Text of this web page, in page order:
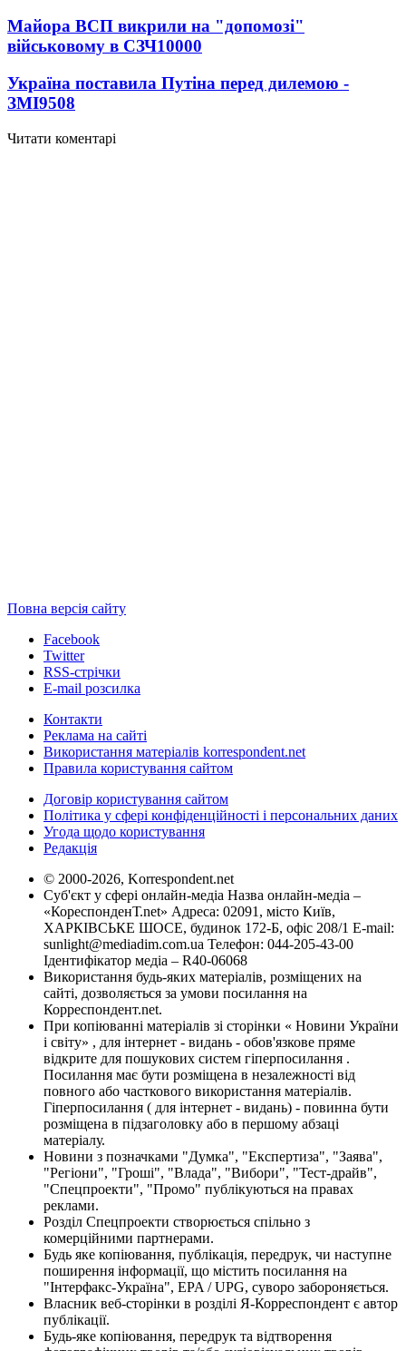
Майора ВСП викрили на "допомозі"
військовому в СЗЧ10000
Україна поставила Путіна перед дилемою -
ЗМІ9508
Читати коментарі
Повна версія сайту
Facebook
Twitter
RSS-стрічки
E-mail розсилка
Контакти
Реклама на сайті
Використання матеріалів korrespondent.net
Правила користування сайтом
Договір користування сайтом
Політика у сфері конфіденційності і персональних даних
Угода щодо користування
Редакція
© 2000-2026, Korrespondent.net
Суб'єкт у сфері онлайн-медіа Назва онлайн-медіа –
«КореспонденТ.net» Адреса: 02091, місто Київ,
ХАРКІВСЬКЕ ШОСЕ, будинок 172-Б, офіс 208/1 E-mail:
sunlight@mediadim.com.ua Телефон: 044-205-43-00
Ідентифікатор медіа – R40-06068
Використання будь-яких матеріалів, розміщених на
сайті, дозволяється за умови посилання на
Корреспондент.net.
При копіюванні матеріалів зі сторінки « Новини України
і світу» , для інтернет - видань - обов'язкове пряме
відкрите для пошукових систем гіперпосилання .
Посилання має бути розміщена в незалежності від
повного або часткового використання матеріалів.
Гіперпосилання ( для інтернет - видань) - повинна бути
розміщена в підзаголовку або в першому абзаці
матеріалу.
Новини з позначками "Думка", "Експертиза", "Заява",
"Регіони", "Гроші", "Влада", "Вибори", "Тест-драйв",
"Спецпроекти", "Промо" публікуються на правах
реклами.
Розділ Спецпроекти створюється спільно з
комерційними партнерами.
Будь яке копіювання, публікація, передрук, чи наступне
поширення інформації, що містить посилання на
"Інтерфакс-Україна", EPA / UPG, суворо забороняється.
Власник веб-сторінки в розділі Я-Корреспондент є автор
публікації.
Будь-яке копіювання, передрук та відтворення